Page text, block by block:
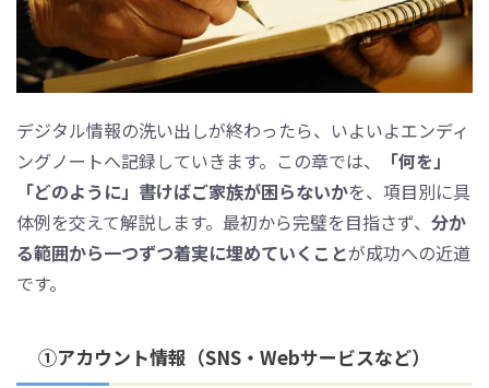
デジタル情報の洗い出しが終わったら、いよいよエンディ
ングノートへ記録していきます。この章では、
「何を」
「どのように」書けばご家族が困らないかを、項目別に具
体例を交えて解説します。最初から完璧を目指さず、 分か
る範囲から一つずつ着実に埋めていくことが成功への近道
です。
①アカウント情報（SNS・Webサービスなど）